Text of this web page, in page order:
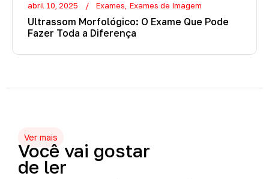
abril 10, 2025 Exames Exames de Imagem
Ultrassom Morfológico: O Exame Que Pode
Fazer Toda a Diferença
Ver mais
Você vai gostar
de ler